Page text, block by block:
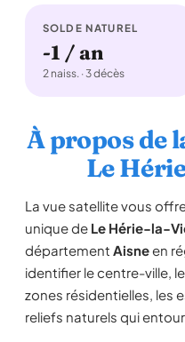
SOLDE NATUREL
-1 / an
2 naiss. · 3 décès
À propos de
Le
La vue satellite vous
unique de Le Hérie-la-
département Aisneen
identifier le centre-ville,
zones résidentielles, les
reliefs naturels qui